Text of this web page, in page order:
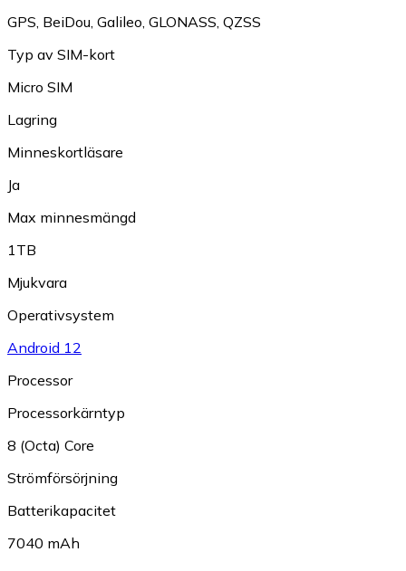
GPS, BeiDou, Galileo, GLONASS, QZSS
Typ av SIM-kort
Micro SIM
Lagring
Minneskortläsare
Ja
Max minnesmängd
1TB
Mjukvara
Operativsystem
Android 12
Processor
Processorkärntyp
8 (Octa) Core
Strömförsörjning
Batterikapacitet
7040 mAh